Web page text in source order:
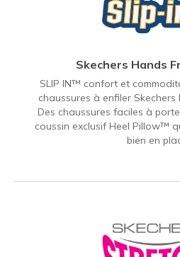
Skechers Hands
SLIP IN™ confort et
chaussures à enfiler
Des chaussures faciles à
coussin exclusif Heel Pillow™
bien en